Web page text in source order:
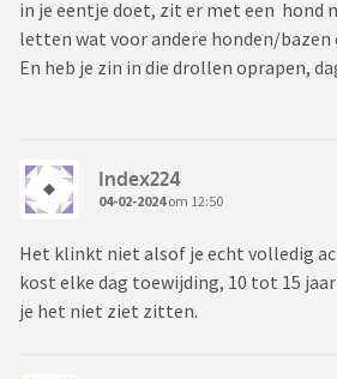
in je eentje doet, zit er met een hond
letten wat voor andere honden/bazen
En heb je zin in die drollen oprapen,
Index224
04-02-2024om 12:50
Het klinkt niet alsof je echt volledig
kost elke dag toewijding, 10 tot 15
je het niet ziet zitten.